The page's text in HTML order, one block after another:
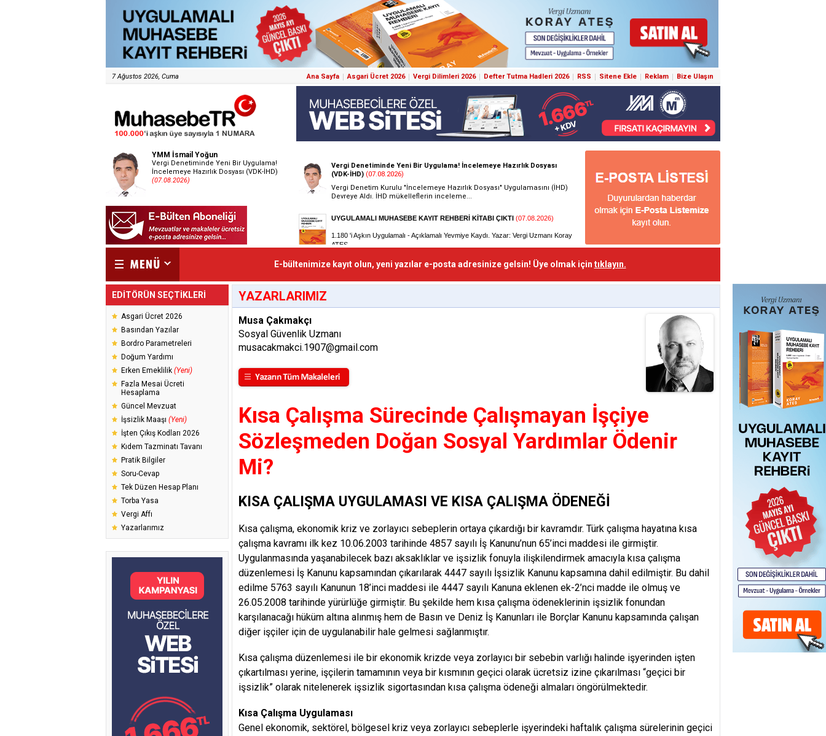
7 Ağustos 2026, Cuma Ana Sayfa Asgari Ücret 2026 Vergi Dilimleri 2026 Defter Tutma Hadleri 2026 RSS Sitene Ekle Reklam Bize Ulaşın
YMM İsmail Yoğun
Vergi Denetiminde Yeni Bir Uygulama!
İncelemeye Hazırlık Dosyası (VDK-İHD)
(07.08.2026)
E-bültenimize kayıt olun, yeni yazılar e-posta adresinize gelsin! Üye olmak için tıklayın.
EDİTÖRÜN SEÇTİKLERİ
Asgari Ücret 2026
Basından Yazılar
Bordro Parametreleri
Doğum Yardımı
Erken Emeklilik (Yeni)
Fazla Mesai Ücreti
Hesaplama
Güncel Mevzuat
İşsizlik Maaşı (Yeni)
İşten Çıkış Kodları 2026
Kıdem Tazminatı Tavanı
Pratik Bilgiler
Soru-Cevap
Tek Düzen Hesap Planı
Torba Yasa
Vergi Affı
Yazarlarımız
YAZARLARIMIZ
Musa Çakmakçı
Sosyal Güvenlik Uzmanı
musacakmakci.1907@gmail.com
Kısa Çalışma Sürecinde Çalışmayan İşçiye
Sözleşmeden Doğan Sosyal Yardımlar Ödenir
Mi?
KISA ÇALIŞMA UYGULAMASI VE KISA ÇALIŞMA ÖDENEĞİ
Kısa çalışma, ekonomik kriz ve zorlayıcı sebeplerin ortaya çıkardığı bir kavramdır. Türk çalışma hayatına kısa
çalışma kavramı ilk kez 10.06.2003 tarihinde 4857 sayılı İş Kanunu’nun 65’inci maddesi ile girmiştir.
Uygulanmasında yaşanabilecek bazı aksaklıklar ve işsizlik fonuyla ilişkilendirmek amacıyla kısa çalışma
düzenlemesi İş Kanunu kapsamından çıkarılarak 4447 sayılı İşsizlik Kanunu kapsamına dahil edilmiştir. Bu dahil
edilme 5763 sayılı Kanunun 18’inci maddesi ile 4447 sayılı Kanuna eklenen ek-2’nci madde ile olmuş ve
26.05.2008 tarihinde yürürlüğe girmiştir. Bu şekilde hem kısa çalışma ödeneklerinin işsizlik fonundan
karşılanacağı hüküm altına alınmış hem de Basın ve Deniz İş Kanunları ile Borçlar Kanunu kapsamında çalışan
diğer işçiler için de uygulanabilir hale gelmesi sağlanmıştır.
Kısa çalışma düzenlemesi ile bir ekonomik krizde veya zorlayıcı bir sebebin varlığı halinde işyerinden işten
çıkartılması yerine, işçilerin tamamının veya bir kısmının geçici olarak ücretsiz izine çıkarılması “geçici bir
işsizlik” olarak nitelenerek işsizlik sigortasından kısa çalışma ödeneği almaları öngörülmektedir.
Kısa Çalışma Uygulaması
Genel ekonomik, sektörel, bölgesel kriz veya zorlayıcı sebeplerle işyerindeki haftalık çalışma sürelerinin geçici